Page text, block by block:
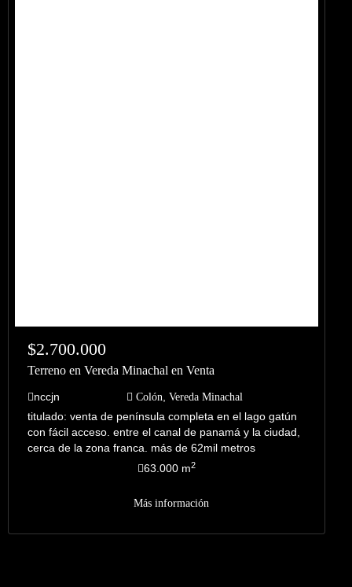
$2.700.000
Terreno en Vereda Minachal en Venta
nccjn Colón, Vereda Minachal
titulado: venta de península completa en el lago gatún
con fácil acceso. entre el canal de panamá y la ciudad,
cerca de la zona franca. más de 62mil metros
cuadrado, perfecto para un proyecto habitacional,
63.000 m2
Más información